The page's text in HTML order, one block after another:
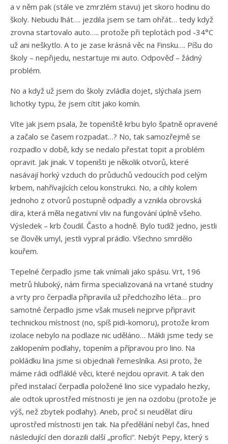
a v něm pak (stále ve zmrzlém stavu) jet skoro hodinu do
školy. Nebudu lhát…. jezdila jsem se tam ohřát… tedy když
zrovna startovalo auto….. protože při teplotách pod -34°C
už ani neškytlo. A to je zase krásná věc na Finsku…. Píšu do
školy – nepřijedu, nestartuje mi auto. Odpověď – žádný
problém.
No a když už jsem do školy zvládla dojet, slýchala jsem
lichotky typu, že jsem cítit jako komín.
Víte jak jsem psala, že topeniště krbu bylo špatně opravené
a začalo se časem rozpadat…? No, tak samozřejmě se
rozpadlo v době, kdy se nedalo přestat topit a problém
opravit. Jak jinak. V topeništi je několik otvorů, které
nasávají horký vzduch do průduchů vedoucích pod celým
krbem, nahřívajících celou konstrukci. No, a cihly kolem
jednoho z otvorů postupně odpadly a vznikla obrovská
díra, která měla negativní vliv na fungování úplně všeho.
Výsledek – krb čoudil. Často a hodně. Bylo tudíž jedno, jestli
se člověk umyl, jestli vypral prádlo. Všechno smrdělo
kouřem.
Tepelné čerpadlo jsme tak vnímali jako spásu. Vrt, 196
metrů hluboký, nám firma specializovaná na vrtané studny
a vrty pro čerpadla připravila už předchozího léta… pro
samotné čerpadlo jsme však museli nejprve připravit
technickou místnost (no, spíš pidi-komoru), protože krom
izolace nebylo na podlaze nic uděláno… Mákli jsme tedy se
zaklopením podlahy, topením a přípravou pro lino. Na
pokládku lina jsme si objednali řemeslníka. Asi proto, že
máme rádi odfláklé věci, které nejdou opravit. A tak den
před instalací čerpadla položené lino sice vypadalo hezky,
ale odtok uprostřed místnosti je jen na ozdobu (protože je
výš, než zbytek podlahy). Aneb, proč si neudělat díru
uprostřed místnosti jen tak. Na předělání nebyl čas, hned
následující den dorazili další „profíci“. Nebýt Pepy, který s